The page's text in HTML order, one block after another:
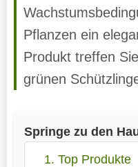
Pflanzen ein
Produkt treffen
grünen
Springe zu den
1. Top Produkte